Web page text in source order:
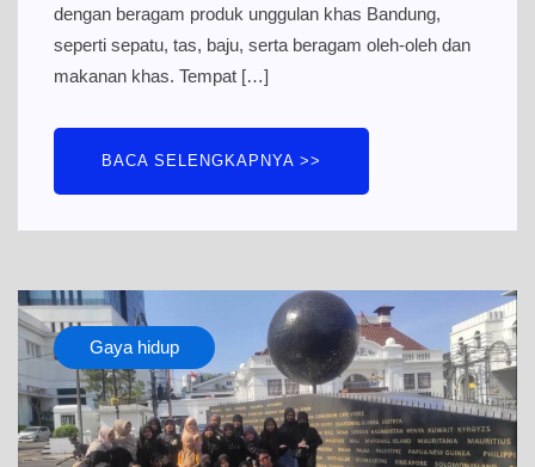
dengan beragam produk unggulan khas Bandung,
seperti sepatu, tas, baju, serta beragam oleh-oleh dan
makanan khas. Tempat […]
BACA SELENGKAPNYA >>
Gaya hidup